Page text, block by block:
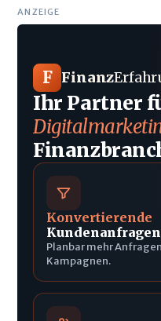
ANZEIGE
F Finanz
Ihr Partner
Konvertierende
Kundenanfragen
Planbar mehr
Kampagnen.